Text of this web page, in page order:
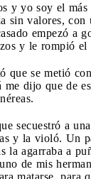
y yo soy el
sin valores, con
empezó a
y le rompió el
que se metió
me dijo que de
secuestró a
y la violó. Un
la agarraba a
de mis
matarse, para